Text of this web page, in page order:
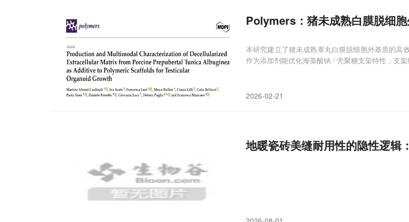
Polymers：猪未成熟白膜脱细
本研究建立了猪未成熟睾丸白膜脱细胞外基质的高
作为添加剂能优化海藻酸钠 / 壳聚糖支架特性，支
2026-02-21
地暖瓷砖美缝耐用性的隐性逻辑